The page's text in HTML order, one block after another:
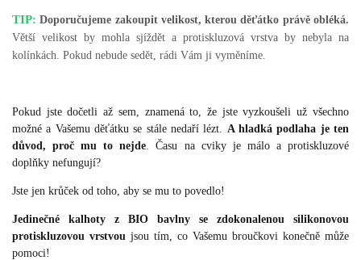
TIP:Doporučujeme zakoupit velikost, kterou děťátko právě obléká.
Větší velikost by mohla sjíždět a protiskluzová vrstva by nebyla na
kolínkách. Pokud nebude sedět, rádi Vám ji vyměníme.
Pokud jste dočetli až sem, znamená to, že jste vyzkoušeli už všechno
možné a Vašemu děťátku se stále nedaří lézt. A hladká podlaha je ten
důvod, proč mu to nejde. Času na cviky je málo a protiskluzové
doplňky nefungují?
Jste jen krůček od toho, aby se mu to povedlo!
Jedinečné kalhoty z BIO bavlny se zdokonalenou silikonovou
protiskluzovou vrstvou jsou tím, co Vašemu broučkovi konečně může
pomoci!